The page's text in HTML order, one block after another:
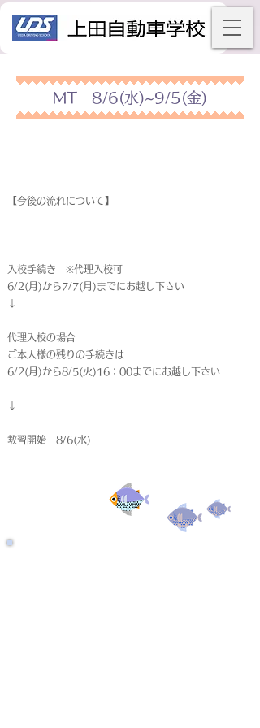
MT 8/6(水)~9/5(金)
【今後の流れについて】
入校手続き ※代理入校可
6/2(月)から7/7(月)までにお越し下さい
↓
代理入校の場合
ご本人様の残りの手続きは
6/2(月)から8/5(火)16：00までにお越し下さい
↓
教習開始 8/6(水)